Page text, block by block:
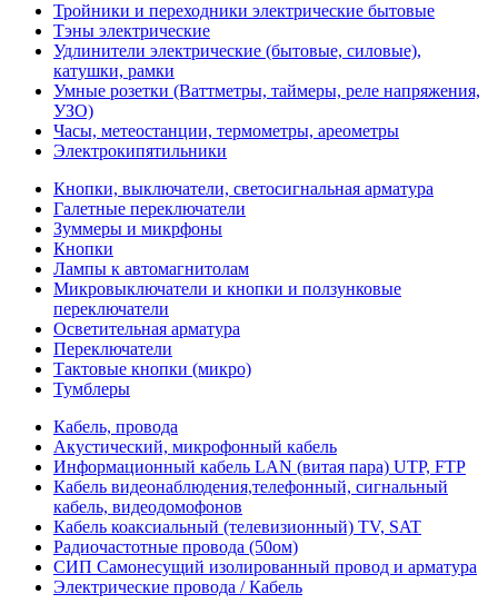
Тройники и переходники электрические бытовые
Тэны электрические
Удлинители электрические (бытовые, силовые),
катушки, рамки
Умные розетки (Ваттметры, таймеры, реле напряжения,
УЗО)
Часы, метеостанции, термометры, ареометры
Электрокипятильники
Кнопки, выключатели, светосигнальная арматура
Галетные переключатели
Зуммеры и микрфоны
Кнопки
Лампы к автомагнитолам
Микровыключатели и кнопки и ползунковые
переключатели
Осветительная арматура
Переключатели
Тактовые кнопки (микро)
Тумблеры
Кабель, провода
Акустический, микрофонный кабель
Информационный кабель LAN (витая пара) UTP, FTP
Кабель видеонаблюдения,телефонный, сигнальный
кабель, видеодомофонов
Кабель коаксиальный (телевизионный) TV, SAT
Радиочастотные провода (50ом)
СИП Самонесущий изолированный провод и арматура
Электрические провода / Кабель